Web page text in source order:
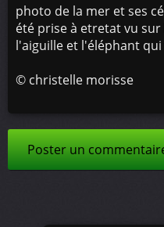
photo de la mer et ses
été prise à etretat vu
l'aiguille et l'éléphant
© christelle morisse
Poster un